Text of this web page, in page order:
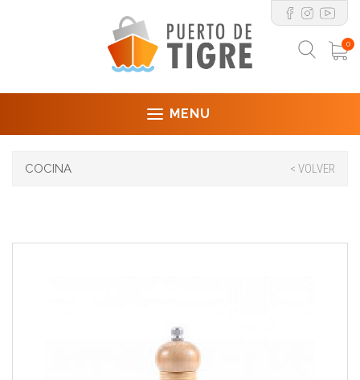
0
MENU
COCINA < VOLVER